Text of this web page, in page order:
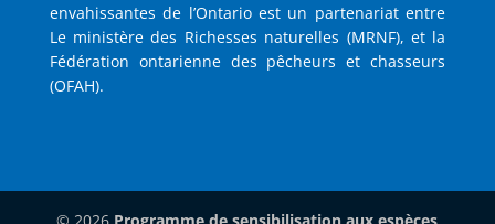
envahissantes de l’Ontario est un partenariat entre
Le ministère des Richesses naturelles (MRNF), et la
Fédération ontarienne des pêcheurs et chasseurs
(OFAH).